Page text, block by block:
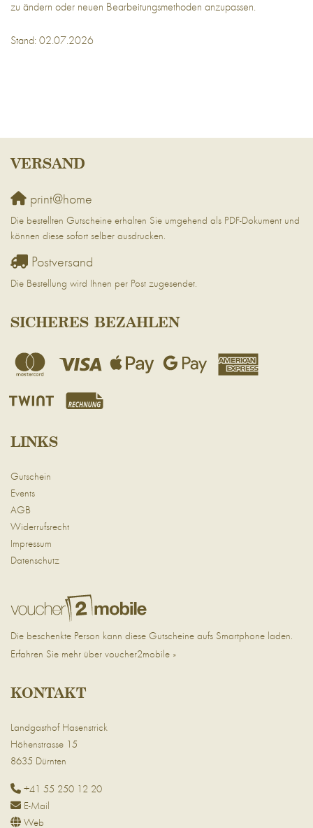
zu ändern oder neuen Bearbeitungsmethoden anzupassen.
Stand: 02.07.2026
VERSAND
print@home
Die bestellten Gutscheine erhalten Sie umgehend als PDF-Dokument und
können diese sofort selber ausdrucken.
Postversand
Die Bestellung wird Ihnen per Post zugesendet.
SICHERES BEZAHLEN
LINKS
Gutschein
Events
AGB
Widerrufsrecht
Impressum
Datenschutz
Die beschenkte Person kann diese Gutscheine aufs Smartphone laden.
Erfahren Sie mehr über voucher2mobile »
KONTAKT
Landgasthof Hasenstrick
Höhenstrasse 15
8635 Dürnten
+41 55 250 12 20
E-Mail
Web